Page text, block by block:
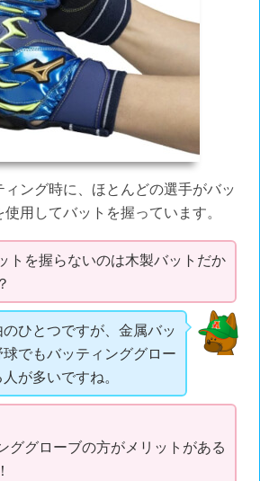
ング時に、ほとんどの選手がバッ
用してバットを握っています。
トを握らないのは木製バットだか
ひとつですが、金属バッ
球でもバッティンググロー
が多いですね。
ググローブの方がメリットがある